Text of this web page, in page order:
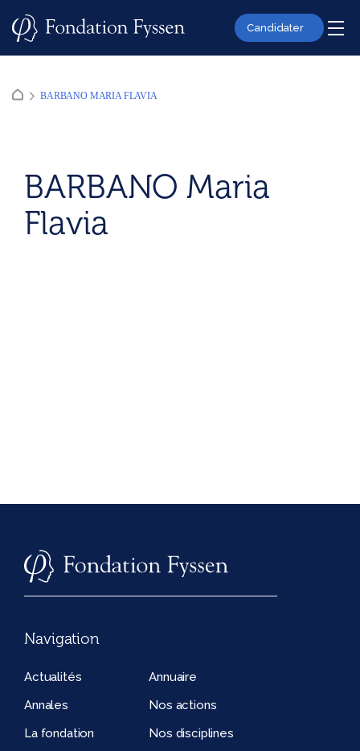
Candidater
BARBANO MARIA FLAVIA
BARBANO Maria
Flavia
Navigation
Actualités
Annuaire
Annales
Nos actions
La fondation
Nos disciplines